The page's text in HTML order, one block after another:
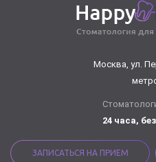
Москва, ул.
24 часа,
ЗАПИСАТЬСЯ НА ПРИЕМ